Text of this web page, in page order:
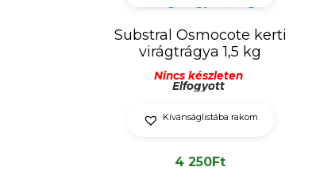
Substral Osmocote kerti
virágtrágya 1,5 kg
Nincs készleten
Elfogyott
Kívánságlistába rakom
4 250Ft